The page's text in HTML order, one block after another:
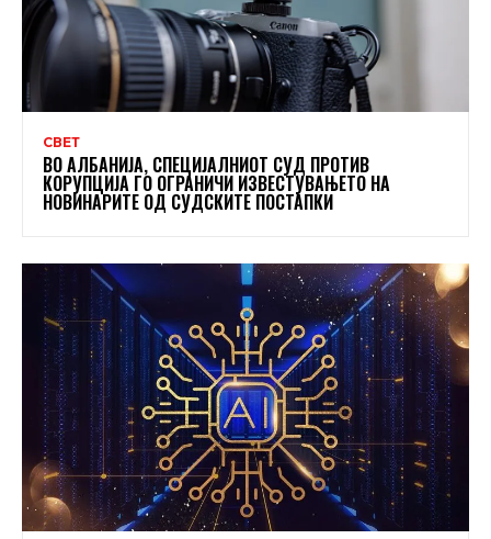
СВЕТ
ВО АЛБАНИЈА, СПЕЦИЈАЛНИОТ СУД ПРОТИВ
КОРУПЦИЈА ГО ОГРАНИЧИ ИЗВЕСТУВАЊЕТО НА
НОВИНАРИТЕ ОД СУДСКИТЕ ПОСТАПКИ